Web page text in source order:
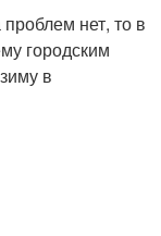
нет, то в
городским
в